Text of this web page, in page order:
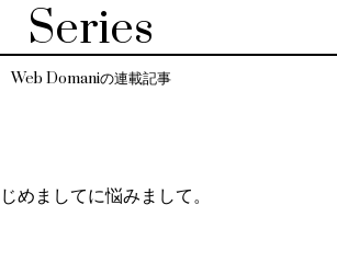
Series
Web Domaniの連載記事
めましてに悩みまして。